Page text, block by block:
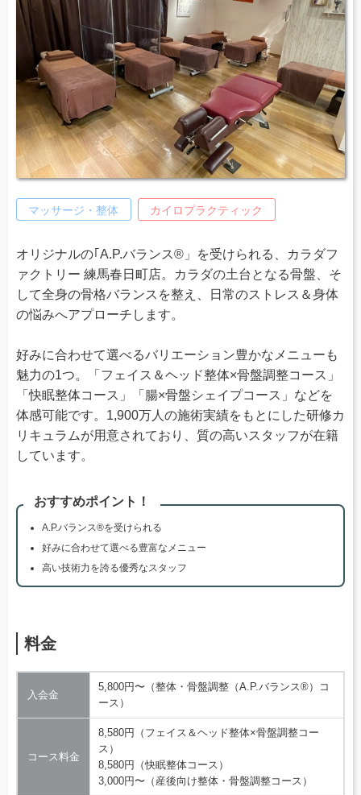
マッサージ・整体 カイロプラクティック
オリジナルの｢A.P.バランス®」を受けられる、カラダフ
ァクトリー 練馬春日町店。カラダの土台となる骨盤、そ
して全身の骨格バランスを整え、日常のストレス＆身体
の悩みへアプローチします。
好みに合わせて選べるバリエーション豊かなメニューも
魅力の1つ。「フェイス＆ヘッド整体×骨盤調整コース」
「快眠整体コース」「腸×骨盤シェイプコース」などを
体感可能です。1,900万人の施術実績をもとにした研修カ
リキュラムが用意されており、質の高いスタッフが在籍
しています。
おすすめポイント！
A.P.バランス®を受けられる
好みに合わせて選べる豊富なメニュー
高い技術力を誇る優秀なスタッフ
料金
入会金
5,800円〜（整体・骨盤調整（A.P.バランス®）コ
ース）
コース料金
8,580円（フェイス＆ヘッド整体×骨盤調整コー
ス）
8,580円（快眠整体コース）
3,000円〜（産後向け整体・骨盤調整コース）